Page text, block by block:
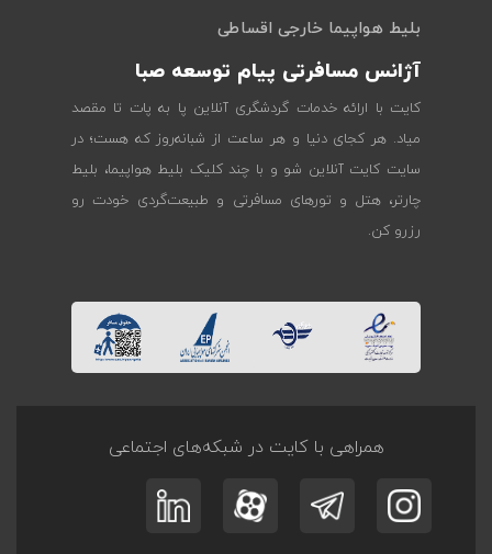
بلیط هواپیما خارجی اقساطی
آژانس مسافرتی پیام توسعه صبا
کایت با ارائه خدمات گردشگری آنلاین پا به پات تا مقصد
میاد. هر کجای دنیا و هر ساعت از شبانه‌روز که هست؛ در
سایت کایت آنلاین شو و با چند کلیک بلیط هواپیما، بلیط
چارتر، هتل و تورهای مسافرتی و طبیعت‌گردی خودت رو
رزرو کن.
همراهی با کایت در شبکه‌های اجتماعی